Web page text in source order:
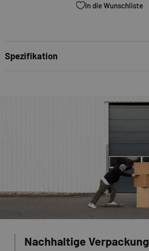
In die Wunschliste
Spezifikation
Nachhaltige Verpackung